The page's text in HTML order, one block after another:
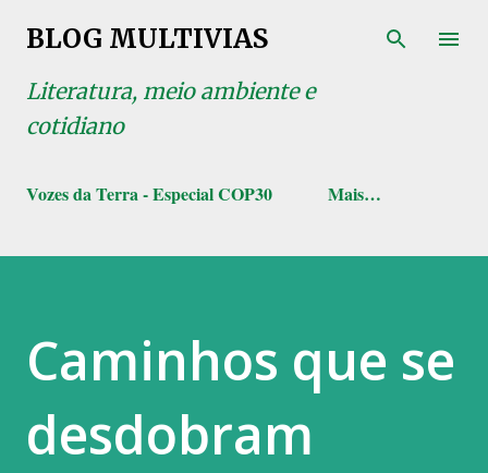
Pular para o conteúdo principal
BLOG MULTIVIAS
Literatura, meio ambiente e
cotidiano
Vozes da Terra - Especial COP30 Mais…
Caminhos que se
desdobram